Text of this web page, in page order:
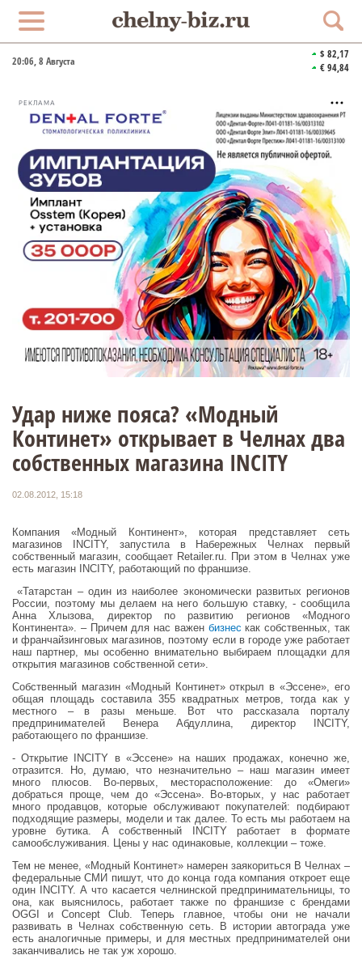
20:06, 8 Августа
$ 82,17
€ 94,84
РЕКЛАМА
Удар ниже пояса? «Модный
Континет» открывает в Челнах два
собственных магазина INCITY
02.08.2012, 15:18
Компания «Модный Континент», которая представляет сеть
магазинов INCITY, запустила в Набережных Челнах первый
собственный магазин, сообщает Retailer.ru. При этом в Челнах уже
есть магазин INCITY, работающий по франшизе.
«Татарстан – один из наиболее экономически развитых регионов
России, поэтому мы делаем на него большую ставку, - сообщила
Анна Хлызова, директор по развитию регионов «Модного
Континента». – Причем для нас важенбизнес как собственных, так
и франчайзинговых магазинов, поэтому если в городе уже работает
наш партнер, мы особенно внимательно выбираем площадки для
открытия магазинов собственной сети».
Собственный магазин «Модный Континет» открыл в «Эссене», его
общая площадь составила 355 квадратных метров, тогда как у
местного – в разы меньше. Вот что рассказала порталу
предпринимателей Венера Абдуллина, директор INCITY,
работающего по франшизе.
- Открытие INCITY в «Эссене» на наших продажах, конечно же,
отразится. Но, думаю, что незначительно – наш магазин имеет
много плюсов. Во-первых, месторасположение: до «Омеги»
добраться проще, чем до «Эссена». Во-вторых, у нас работает
много продавцов, которые обслуживают покупателей: подбирают
подходящие размеры, модели и так далее. То есть мы работаем на
уровне бутика. А собственный INCITY работает в формате
самообслуживания. Цены у нас одинаковые, коллекции – тоже.
Тем не менее, «Модный Континет» намерен заякориться В Челнах –
федеральные СМИ пишут, что до конца года компания откроет еще
один INCITY. А что касается челнинской предпринимательницы, то
она, как выяснилось, работает также по франшизе с брендами
OGGI и Concept Club. Теперь главное, чтобы они не начали
развивать в Челнах собственную сеть. В истории автограда уже
есть аналогичные примеры, и для местных предпринимателей они
заканчивались не так уж хорошо.